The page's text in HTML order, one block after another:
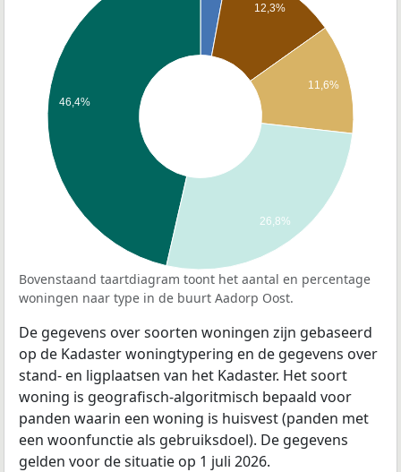
12,3%
11,6%
46,4%
26,8%
Bovenstaand taartdiagram toont het aantal en percentage
woningen naar type in de buurt Aadorp Oost.
De gegevens over soorten woningen zijn gebaseerd
op de Kadaster woningtypering en de gegevens over
stand- en ligplaatsen van het Kadaster. Het soort
woning is geografisch-algoritmisch bepaald voor
panden waarin een woning is huisvest (panden met
een woonfunctie als gebruiksdoel). De gegevens
gelden voor de situatie op 1 juli 2026.